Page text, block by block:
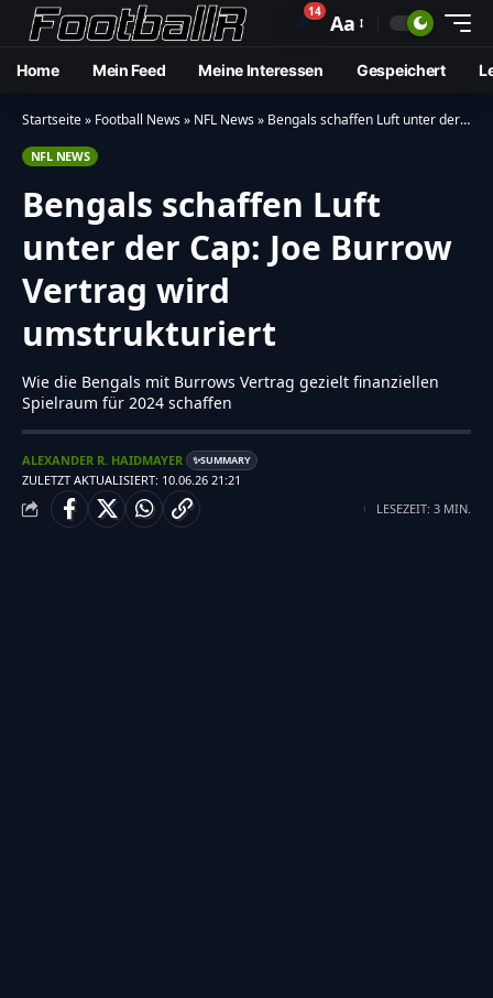
🔔14 Aa
Home Mein Feed Meine Interessen Gespeichert
Startseite» Football News» NFL News» Bengals schaffen Luft unter der Cap: Joe Burrow Vertrag wird umstrukturiert
NFL NEWS
Bengals schaffen Luft
unter der Cap: Joe Burrow
Vertrag wird
umstrukturiert
Wie die Bengals mit Burrows Vertrag gezielt finanziellen
Spielraum für 2024 schaffen
ZULETZT AKTUALISIERT: 10.06.26 21:21
ALEXANDER R. HAIDMAYER ✨SUMMARY
LESEZEIT: 3 MIN.